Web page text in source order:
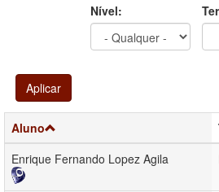
Nível:
Aplicar
Aluno
Enrique Fernando Lopez Agila